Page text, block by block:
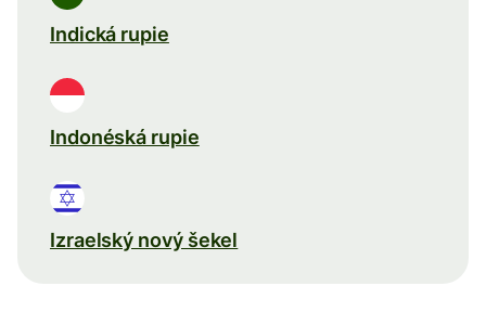
Indická rupie
Indonéská rupie
Izraelský nový šekel